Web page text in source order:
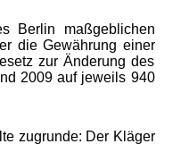
Berlin maßgeblichen
die Gewährung einer
zur Änderung des
2009 auf jeweils 940
zugrunde: Der Kläger